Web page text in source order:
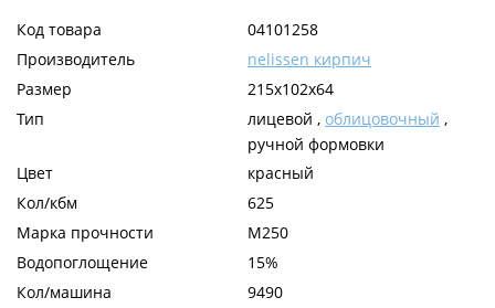
Код товара
04101258
Производитель
nelissen кирпич
Размер
215x102x64
Тип
лицевой , облицовочный ,
ручной формовки
Цвет
красный
Кол/кбм
625
Марка прочности
М250
Водопоглощение
15%
Кол/машина
9490